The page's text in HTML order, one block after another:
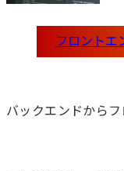
バックエンドから